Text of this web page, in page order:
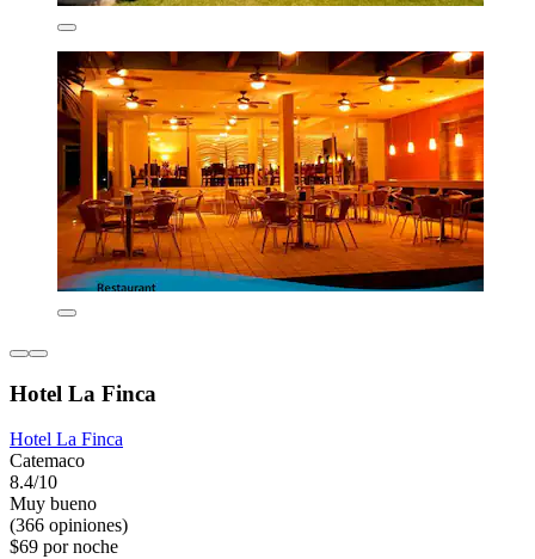
Hotel La Finca
Hotel La Finca
Catemaco
8.4/10
Muy bueno
(366 opiniones)
$69 por noche